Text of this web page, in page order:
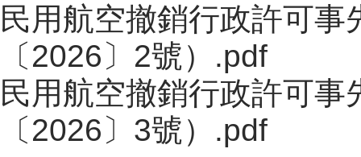
民用航空撤銷行政許可
〔2026〕2號）.pdf
民用航空撤銷行政許可
〔2026〕3號）.pdf